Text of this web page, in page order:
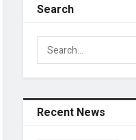
Search
Recent News